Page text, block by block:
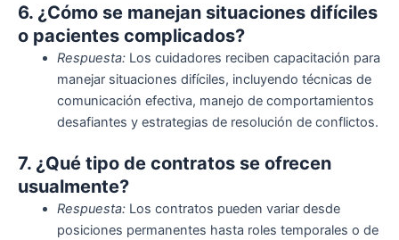
6. ¿Cómo se manejan situaciones difíciles
o pacientes complicados?
Respuesta:Los cuidadores reciben capacitación para
manejar situaciones difíciles, incluyendo técnicas de
comunicación efectiva, manejo de comportamientos
desafiantes y estrategias de resolución de conflictos.
7. ¿Qué tipo de contratos se ofrecen
usualmente?
Respuesta:Los contratos pueden variar desde
posiciones permanentes hasta roles temporales o de